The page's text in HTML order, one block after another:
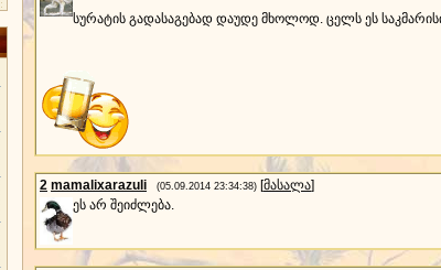
სურატის გადასაგებად დაუდე მხოლოდ. ცელს ეს
2 mamalixarazuli (05.09.2014 23:34:38) [მასალა]
ეს არ შეიძლება.